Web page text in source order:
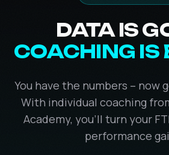
DATA IS
COACHING IS
You have the numbers – now
With individual coaching
Academy, you'll turn your
performance